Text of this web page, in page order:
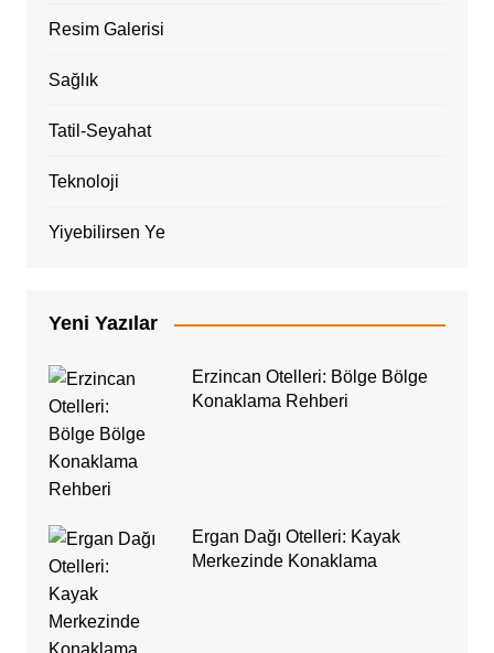
Resim Galerisi
Sağlık
Tatil-Seyahat
Teknoloji
Yiyebilirsen Ye
Yeni Yazılar
Erzincan Otelleri: Bölge Bölge
Konaklama Rehberi
Ergan Dağı Otelleri: Kayak
Merkezinde Konaklama